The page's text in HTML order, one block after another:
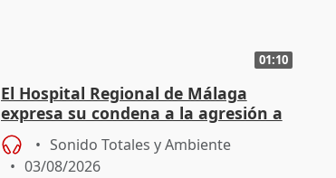
01:10
El Hospital Regional de Málaga
expresa su condena a la agresión a
dos enfermeras de Urgencias
Sonido Totales y Ambiente
03/08/2026